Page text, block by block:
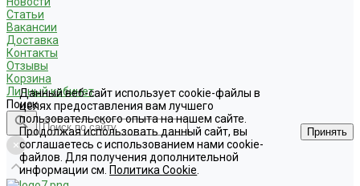
Статьи
Вакансии
Доставка
Контакты
Отзывы
Корзина
Личный кабинет
Поиск
Данный веб-сайт использует cookie-файлы в
целях предоставления вам лучшего
пользовательского опыта на нашем сайте.
Продолжая использовать данный сайт, вы
соглашаетесь с использованием нами cookie-
файлов. Для получения дополнительной
информации см. Политика Cookie
Принять